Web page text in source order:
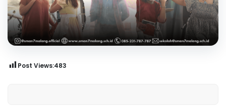
Post Views:483